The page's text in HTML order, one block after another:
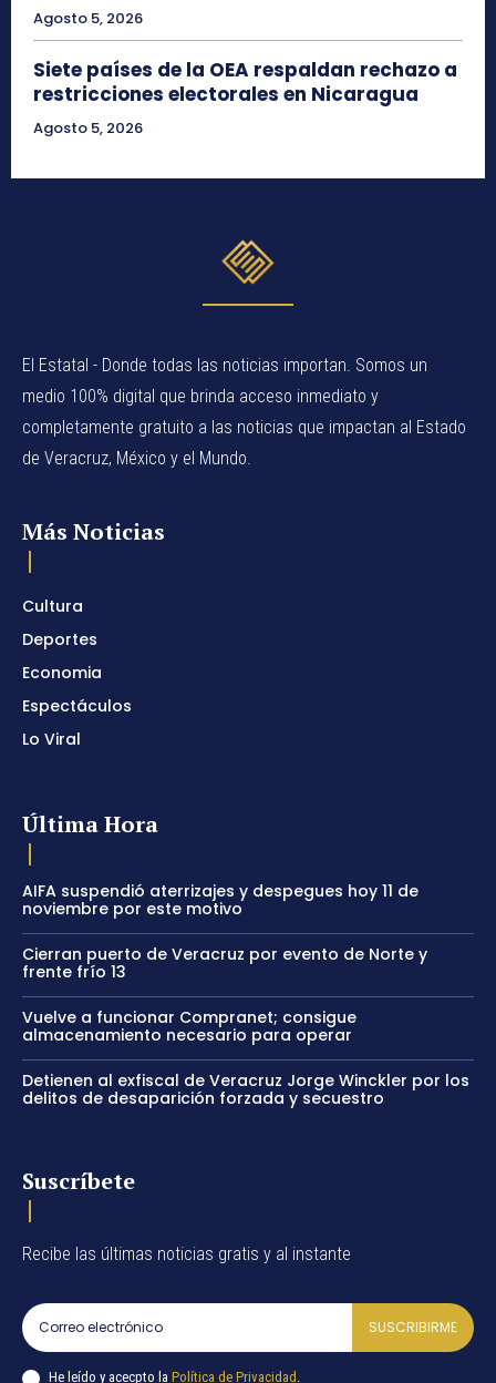
Agosto 5, 2026
Siete países de la OEA respaldan rechazo a
restricciones electorales en Nicaragua
Agosto 5, 2026
El Estatal - Donde todas las noticias importan. Somos un
medio 100% digital que brinda acceso inmediato y
completamente gratuito a las noticias que impactan al Estado
de Veracruz, México y el Mundo.
Más Noticias
Cultura
Deportes
Economia
Espectáculos
Lo Viral
Última Hora
AIFA suspendió aterrizajes y despegues hoy 11 de
noviembre por este motivo
Cierran puerto de Veracruz por evento de Norte y
frente frío 13
Vuelve a funcionar Compranet; consigue
almacenamiento necesario para operar
Detienen al exfiscal de Veracruz Jorge Winckler por los
delitos de desaparición forzada y secuestro
Suscríbete
Recibe las últimas noticias gratis y al instante
SUSCRIBIRME
He leído y acecpto la Política de Privacidad .